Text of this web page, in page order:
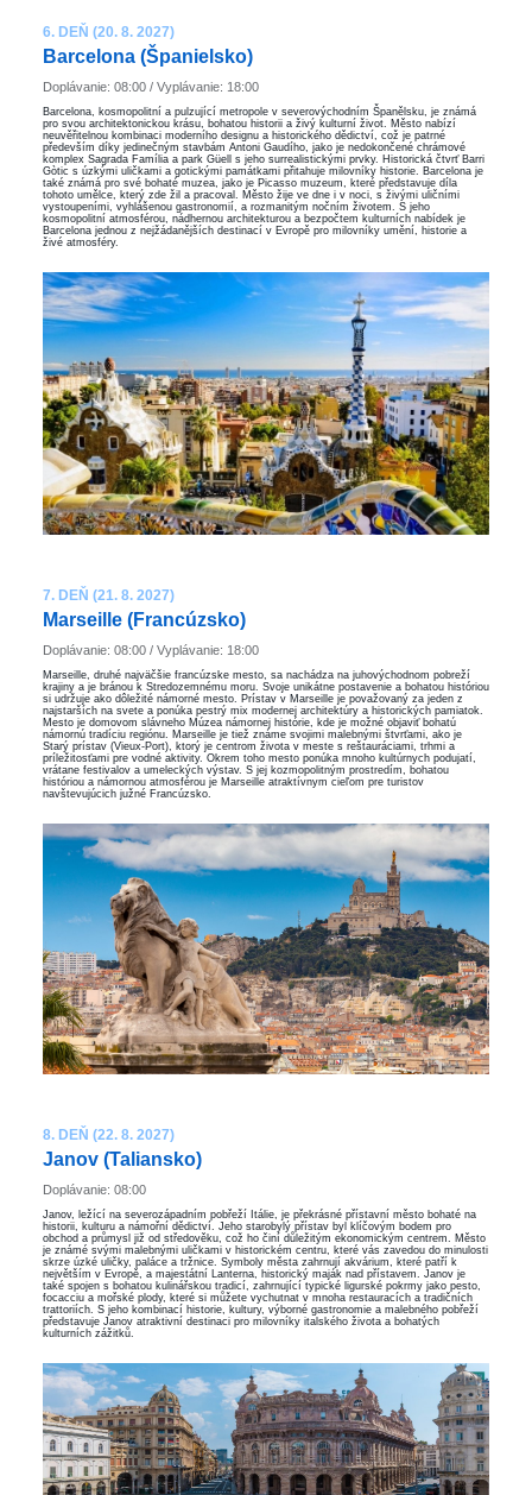
6. DEŇ (20. 8. 2027)
Barcelona ​​(Španielsko)
Doplávanie: 08:00 / Vyplávanie: 18:00
Barcelona, kosmopolitní a pulzující metropole v severovýchodním Španělsku, je známá
pro svou architektonickou krásu, bohatou historii a živý kulturní život. Město nabízí
neuvěřitelnou kombinaci moderního designu a historického dědictví, což je patrné
především díky jedinečným stavbám Antoni Gaudího, jako je nedokončené chrámové
komplex Sagrada Família a park Güell s jeho surrealistickými prvky. Historická čtvrť Barri
Gòtic s úzkými uličkami a gotickými památkami přitahuje milovníky historie. Barcelona je
také známá pro své bohaté muzea, jako je Picasso muzeum, které představuje díla
tohoto umělce, který zde žil a pracoval. Město žije ve dne i v noci, s živými uličními
vystoupeními, vyhlášenou gastronomií, a rozmanitým nočním životem. S jeho
kosmopolitní atmosférou, nádhernou architekturou a bezpočtem kulturních nabídek je
Barcelona jednou z nejžádanějších destinací v Evropě pro milovníky umění, historie a
živé atmosféry.
7. DEŇ (21. 8. 2027)
Marseille (Francúzsko)
Doplávanie: 08:00 / Vyplávanie: 18:00
Marseille, druhé najväčšie francúzske mesto, sa nachádza na juhovýchodnom pobreží
krajiny a je bránou k Stredozemnému moru. Svoje unikátne postavenie a bohatou históriou
si udržuje ako dôležité námorné mesto. Prístav v Marseille je považovaný za jeden z
najstarších na svete a ponúka pestrý mix modernej architektúry a historických pamiatok.
Mesto je domovom slávneho Múzea námornej histórie, kde je možné objaviť bohatú
námornú tradíciu regiónu. Marseille je tiež známe svojimi malebnými štvrťami, ako je
Starý prístav (Vieux-Port), ktorý je centrom života v meste s reštauráciami, trhmi a
príležitosťami pre vodné aktivity. Okrem toho mesto ponúka mnoho kultúrnych podujatí,
vrátane festivalov a umeleckých výstav. S jej kozmopolitným prostredím, bohatou
históriou a námornou atmosférou je Marseille atraktívnym cieľom pre turistov
navštevujúcich južné Francúzsko.
8. DEŇ (22. 8. 2027)
Janov (Taliansko)
Doplávanie: 08:00
Janov, ležící na severozápadním pobřeží Itálie, je překrásné přístavní město bohaté na
historii, kulturu a námořní dědictví. Jeho starobylý přístav byl klíčovým bodem pro
obchod a průmysl již od středověku, což ho činí důležitým ekonomickým centrem. Město
je známé svými malebnými uličkami v historickém centru, které vás zavedou do minulosti
skrze úzké uličky, paláce a tržnice. Symboly města zahrnují akvárium, které patří k
největším v Evropě, a majestátní Lanterna, historický maják nad přístavem. Janov je
také spojen s bohatou kulinářskou tradicí, zahrnující typické ligurské pokrmy jako pesto,
focacciu a mořské plody, které si můžete vychutnat v mnoha restauracích a tradičních
trattoriích. S jeho kombinací historie, kultury, výborné gastronomie a malebného pobřeží
představuje Janov atraktivní destinaci pro milovníky italského života a bohatých
kulturních zážitků.